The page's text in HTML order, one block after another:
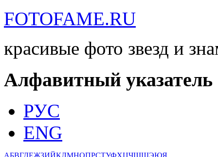
FOTOFAME.RU
красивые фото звезд и
Алфавитный указатель
РУС
ENG